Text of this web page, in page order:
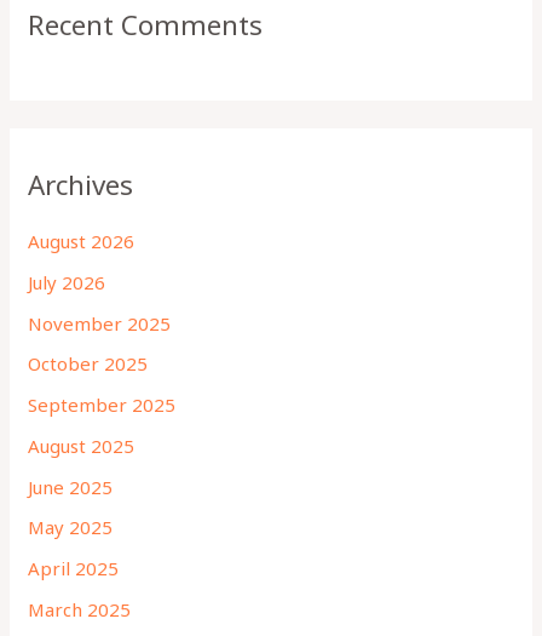
Recent Comments
Archives
August 2026
July 2026
November 2025
October 2025
September 2025
August 2025
June 2025
May 2025
April 2025
March 2025